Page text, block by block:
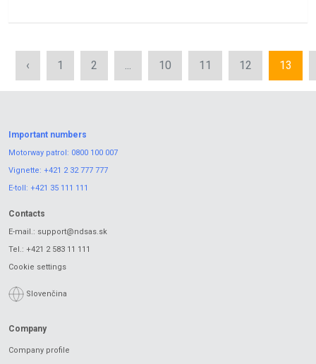
‹ 1 2 ... 10 11 12 13
Important numbers
Motorway patrol: 0800 100 007
Vignette: +421 2 32 777 777
E-toll: +421 35 111 111
Contacts
E-mail.: support@ndsas.sk
Tel.: +421 2 583 11 111
Cookie settings
Slovenčina
Company
Company profile